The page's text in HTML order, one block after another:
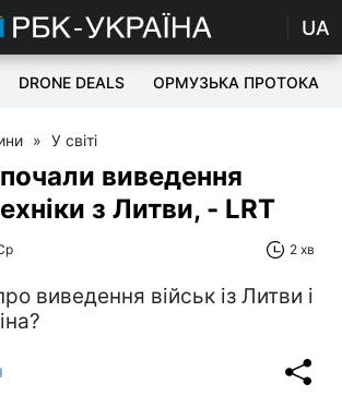
UA
DRONE DEALS ОРМУЗЬКА ПРОТОКА
» У світі
виведення
з Литви, - LRT
2 хв
виведення військ із Литви і